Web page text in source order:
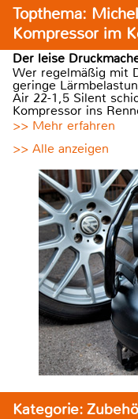
Topthema:
Kompressor im
Der leise
Wer regelmäßig mit
geringe
Air 22-1,5 Silent
Kompressor ins
>> Mehr erfahren
>> Alle anzeigen
Kategorie: